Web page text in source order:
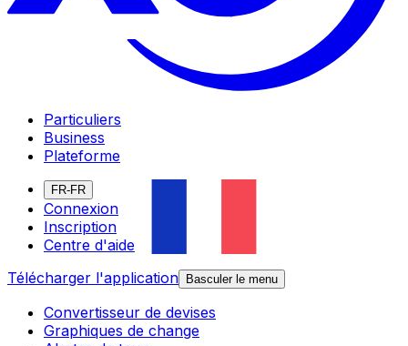
Particuliers
Business
Plateforme
FR-FR
Connexion
Inscription
Centre d'aide
Télécharger l'application
Basculer le menu
Convertisseur de devises
Graphiques de change